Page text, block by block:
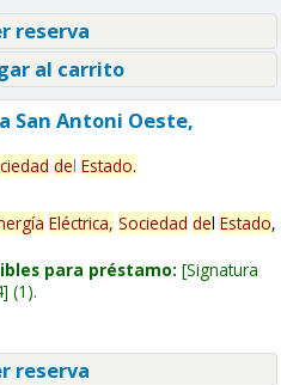
reserva
al carrito
San Antoni Oeste,
del Estado.
Eléctrica, Sociedad del Estado,
para préstamo: Signatura
(1).
reserva